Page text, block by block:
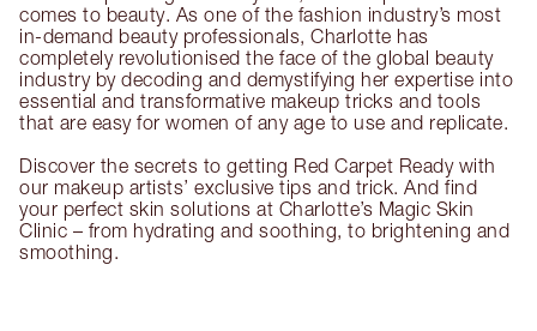
comes to beauty. As one of the fashion industry’s most
in-demand beauty professionals, Charlotte has
completely revolutionised the face of the global beauty
industry by decoding and demystifying her expertise into
essential and transformative makeup tricks and tools
that are easy for women of any age to use and replicate.
Discover the secrets to getting Red Carpet Ready with
our makeup artists’ exclusive tips and trick. And find
your perfect skin solutions at Charlotte’s Magic Skin
Clinic – from hydrating and soothing, to brightening and
smoothing.